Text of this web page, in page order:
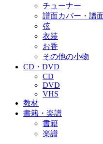
チューナー
譜面カバー・譜
弦
衣装
お香
その他の小物
CD・DVD
CD
DVD
VHS
教材
書籍・楽譜
書籍
楽譜